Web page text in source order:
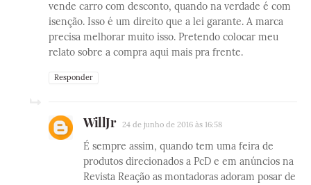
vende carro com desconto, quando na verdade é com
isenção. Isso é um direito que a lei garante. A marca
precisa melhorar muito isso. Pretendo colocar meu
relato sobre a compra aqui mais pra frente.
Responder
WillJr 24 de junho de 2016 às 16:58
É sempre assim, quando tem uma feira de
produtos direcionados a PcD e em anúncios na
Revista Reação as montadoras adoram posar de